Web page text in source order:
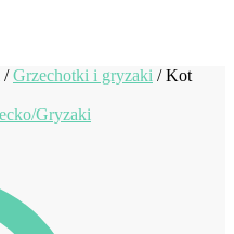
/Grzechotki i gryzaki /Kot